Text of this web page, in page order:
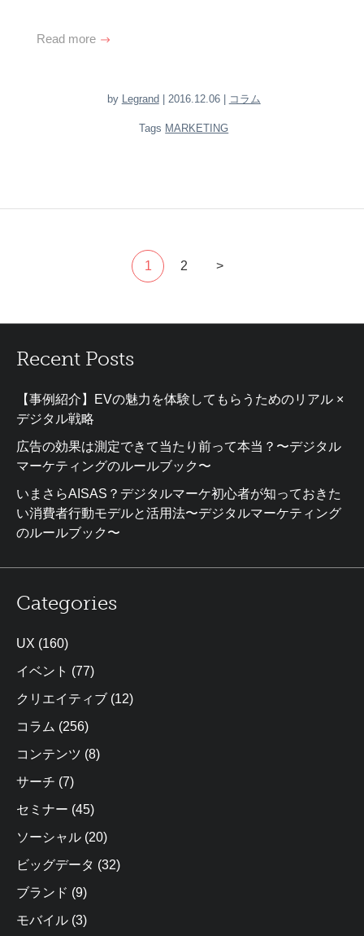
Read more
by Legrand | 2016.12.06 | コラム
Tags MARKETING
1 2 >
Recent Posts
【事例紹介】EVの魅力を体験してもらうためのリアル ×
デジタル戦略
広告の効果は測定できて当たり前って本当？〜デジタル
マーケティングのルールブック〜
いまさらAISAS？デジタルマーケ初心者が知っておきた
い消費者行動モデルと活用法〜デジタルマーケティング
のルールブック〜
Categories
UX (160)
イベント (77)
クリエイティブ (12)
コラム (256)
コンテンツ (8)
サーチ (7)
セミナー (45)
ソーシャル (20)
ビッグデータ (32)
ブランド (9)
モバイル (3)